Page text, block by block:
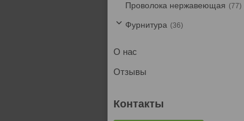
Проволока нержавеющая 77
Фурнитура 36
О нас
Отзывы